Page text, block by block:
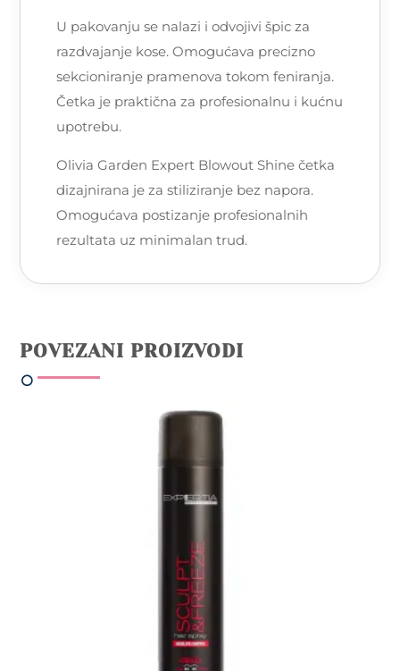
U pakovanju se nalazi i odvojivi špic za
razdvajanje kose. Omogućava precizno
sekcioniranje pramenova tokom feniranja.
Četka je praktična za profesionalnu i kućnu
upotrebu.
Olivia Garden Expert Blowout Shine četka
dizajnirana je za stiliziranje bez napora.
Omogućava postizanje profesionalnih
rezultata uz minimalan trud.
POVEZANI PROIZVODI